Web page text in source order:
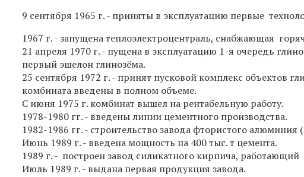
9 сентября 1965 г. - приняты в эксплуатацию первые
1967 г. - запущена теплоэлектроцентраль, снабжающая
21 апреля 1970 г. - пущена в эксплуатацию 1-я очередь
первый эшелон глинозёма.
25 сентября 1972 г. - принят пусковой комплекс объектов
комбината введены в полном объеме.
С июня 1975 г. комбинат вышел на рентабельную работу.
1978-1980 гг. - введены линии цементного производства.
1982-1986 гг. - строительство завода фтористого алюминия
Июнь 1989 г. - введена мощность на 400 тыс. т цемента.
1989 г. - построен завод силикатного кирпича,
Июль 1989 г. - выдана первая продукция завода.